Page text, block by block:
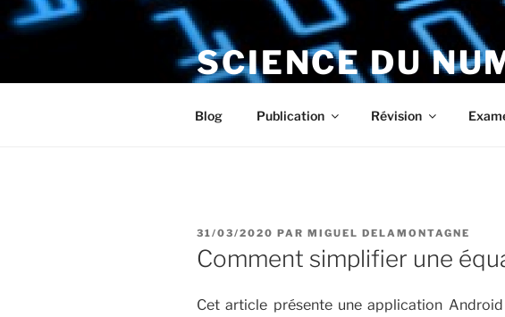
Aller
au
SCIENCE DU
Blog Publication Révision
PUBLIÉ
LE
31/03/2020 PAR MIGUEL DELAMONTAGNE
Comment simplifier une
Cet article présente une application